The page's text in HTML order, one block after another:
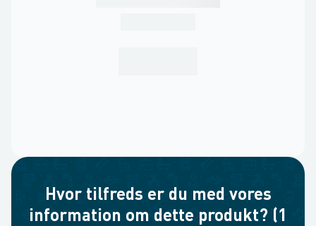
Hvor tilfreds er du med vores
information om dette produkt? (1